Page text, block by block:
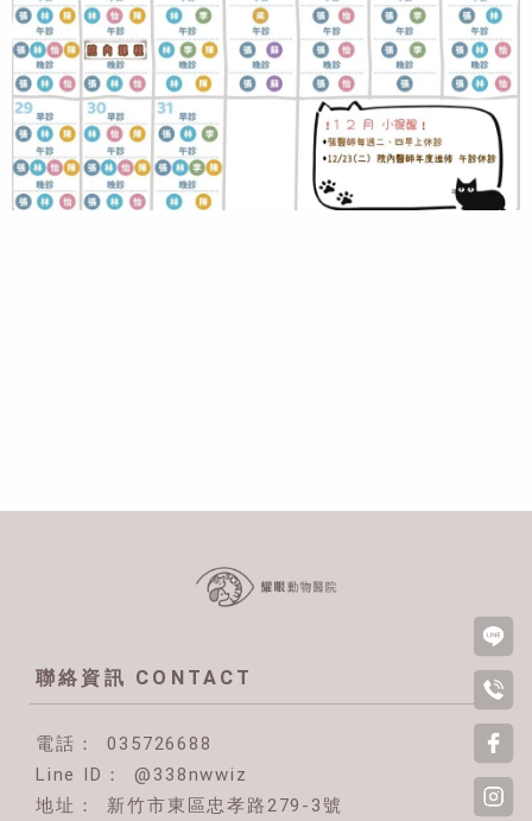
@338nwwiz
035726688
新竹市東區忠孝路279-3號